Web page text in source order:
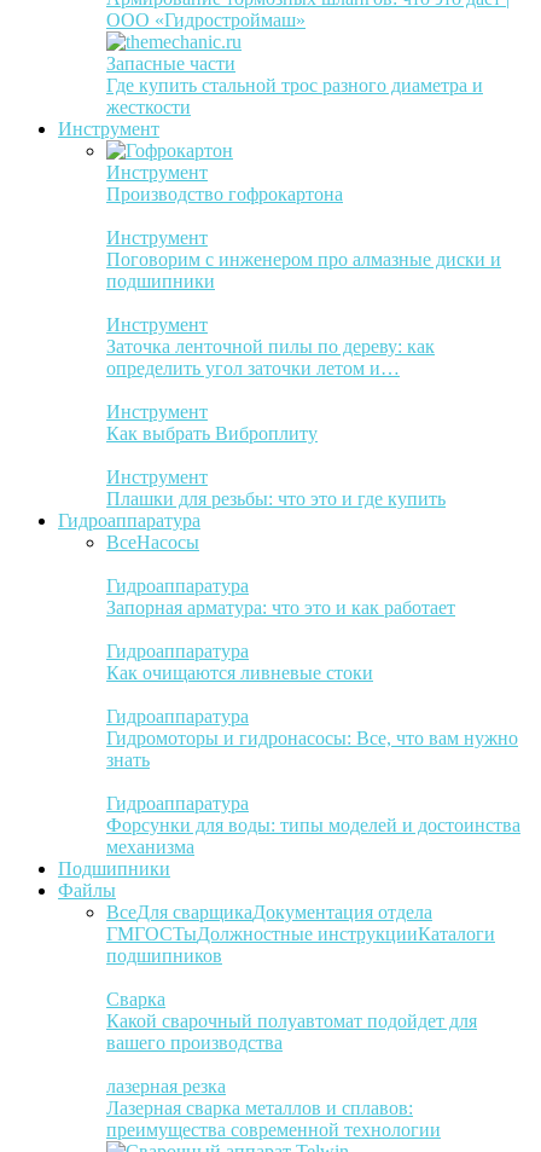
ООО «Гидростроймаш»
Запасные части
Где купить стальной трос разного диаметра и
жесткости
Инструмент
Инструмент
Производство гофрокартона
Инструмент
Поговорим с инженером про алмазные диски и
подшипники
Инструмент
Заточка ленточной пилы по дереву: как
определить угол заточки летом и…
Инструмент
Как выбрать Виброплиту
Инструмент
Плашки для резьбы: что это и где купить
Гидроаппаратура
ВсеНасосы
Гидроаппаратура
Запорная арматура: что это и как работает
Гидроаппаратура
Как очищаются ливневые стоки
Гидроаппаратура
Гидромоторы и гидронасосы: Все, что вам нужно
знать
Гидроаппаратура
Форсунки для воды: типы моделей и достоинства
механизма
Подшипники
Файлы
ВсеДля сварщикаДокументация отдела
ГМГОСТыДолжностные инструкцииКаталоги
подшипников
Сварка
Какой сварочный полуавтомат подойдет для
вашего производства
лазерная резка
Лазерная сварка металлов и сплавов:
преимущества современной технологии